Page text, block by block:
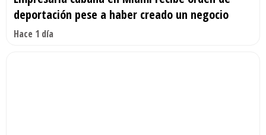
deportación pese a haber creado un negocio
Hace 1 día